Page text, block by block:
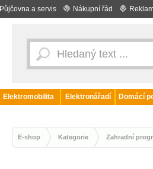
Půjčovna a servis Nákupní řád
Elektromobilita Elektronářadí
Domácí
E-shop Kategorie Zahradní